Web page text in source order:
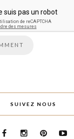
SUIVEZ NOUS